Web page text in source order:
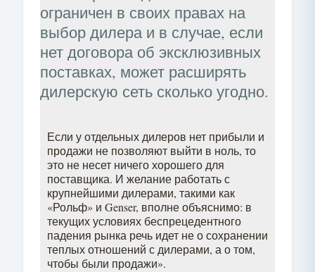
ограничен в своих правах на
выбор дилера и в случае, если
нет договора об эксклюзивных
поставках, может расширять
дилерскую сеть сколько угодно.
Если у отдельных дилеров нет прибыли и
продажи не позволяют выйти в ноль, то
это не несет ничего хорошего для
поставщика. И желание работать с
крупнейшими дилерами, такими как
«Рольф» и Genser, вполне объяснимо: в
текущих условиях беспрецедентного
падения рынка речь идет не о сохранении
теплых отношений с дилерами, а о том,
чтобы были продажи».